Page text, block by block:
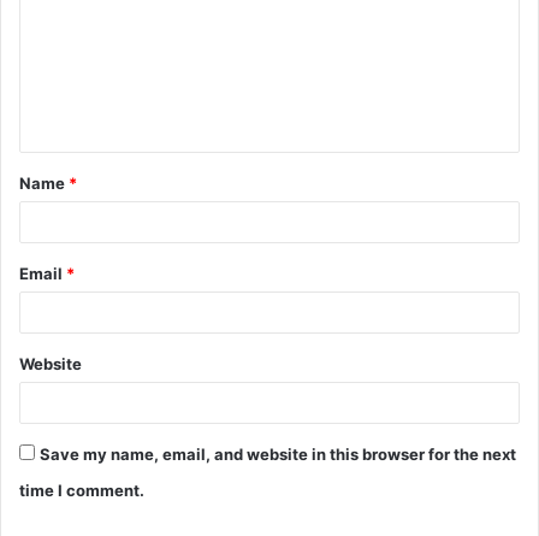
t
*
Name *
Email *
Website
Save my name, email, and website in this browser for the next
time I comment.